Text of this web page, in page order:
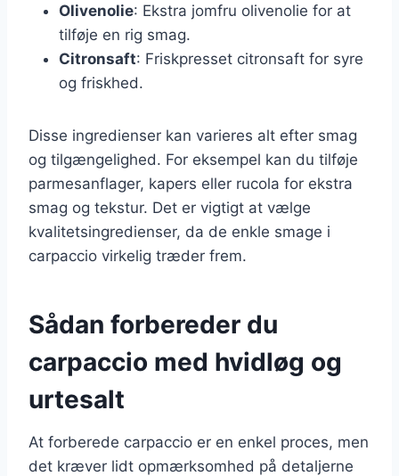
Olivenolie: Ekstra jomfru olivenolie for at
tilføje en rig smag.
Citronsaft: Friskpresset citronsaft for syre
og friskhed.
Disse ingredienser kan varieres alt efter smag
og tilgængelighed. For eksempel kan du tilføje
parmesanflager, kapers eller rucola for ekstra
smag og tekstur. Det er vigtigt at vælge
kvalitetsingredienser, da de enkle smage i
carpaccio virkelig træder frem.
Sådan forbereder du
carpaccio med hvidløg og
urtesalt
At forberede carpaccio er en enkel proces, men
det kræver lidt opmærksomhed på detaljerne